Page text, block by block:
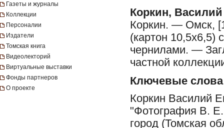
Газеты и журналы
Коллекции
Персоналии
Издатели
Томская книга
Видеолекторий
Виртуальные выставки
Фонды партнеров
О проекте
Коркин,
Коркин. — Омск,
(картон 10,5х6,5)
чернилами. —
частной
Ключевые слова
Коркин Василий
"Фотография В.
город (Томская